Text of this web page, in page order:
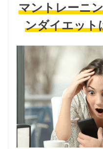
マントレーニ
ンダイエット